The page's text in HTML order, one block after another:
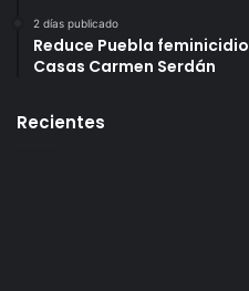
2 días publicado
Reduce Puebla
Casas Carmen Serdán
Recientes